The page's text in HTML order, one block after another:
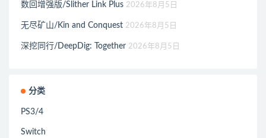
数回增强版/Slither Link Plus 2026年8月5日
无尽矿山/Kin and Conquest 2026年8月5日
深挖同行/DeepDig: Together 2026年8月5日
分类
PS3/4
Switch